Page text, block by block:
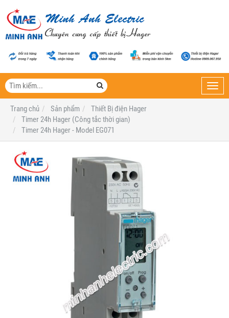
Trang chủ
Sản phẩm
Thiết Bị điện Hager
Timer 24h Hager (Công tắc thời gian)
Timer 24h Hager - Model EG071